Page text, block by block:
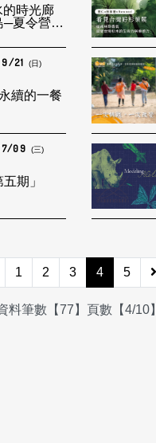
的時光廊
─夏令營及
21 (日)
續的一餐
09 (三)
期」
1 2 3 4 5
料筆數【77】頁數【4/10】